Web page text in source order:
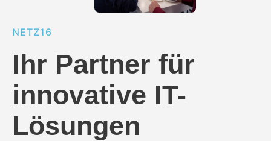
NETZ16
Ihr Partner für
innovative IT-
Lösungen